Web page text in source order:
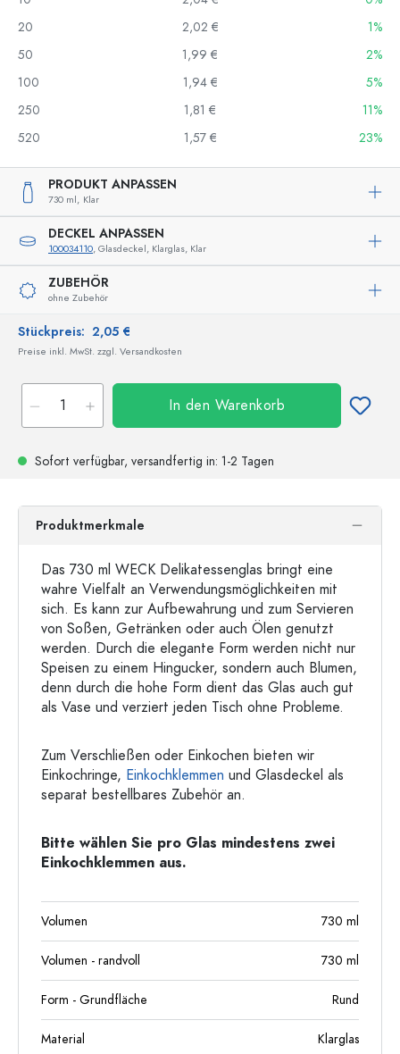
20
2,02 €
1%
50
1,99 €
2%
100
1,94 €
5%
250
1,81 €
11%
520
1,57 € 23%
PRODUKT ANPASSEN
730 ml, Klar
DECKEL ANPASSEN
100034110, Glasdeckel, Klarglas, Klar
ZUBEHÖR
ohne Zubehör
Stückpreis: 2,05 €
Preise inkl. MwSt. zzgl. Versandkosten
In den Warenkorb
Sofort verfügbar, versandfertig in: 1-2 Tagen
Produktmerkmale
Das 730 ml WECK Delikatessenglas bringt eine
wahre Vielfalt an Verwendungsmöglichkeiten mit
sich. Es kann zur Aufbewahrung und zum Servieren
von Soßen, Getränken oder auch Ölen genutzt
werden. Durch die elegante Form werden nicht nur
Speisen zu einem Hingucker, sondern auch Blumen,
denn durch die hohe Form dient das Glas auch gut
als Vase und verziert jeden Tisch ohne Probleme.
Zum Verschließen oder Einkochen bieten wir
Einkochringe, Einkochklemmen und Glasdeckel als
separat bestellbares Zubehör an.
Bitte wählen Sie pro Glas mindestens zwei
Einkochklemmen aus.
Volumen 730 ml
Volumen - randvoll 730 ml
Form - Grundfläche Rund
Material Klarglas